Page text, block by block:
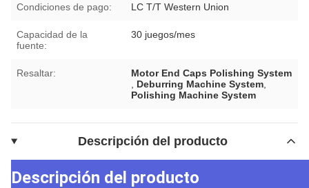
Condiciones de pago: LC T/T Western Union
Capacidad de la
fuente:
30 juegos/mes
Resaltar:
Motor End Caps Polishing System
Deburring Machine System
Polishing Machine System
Descripción del producto
Descripción del producto